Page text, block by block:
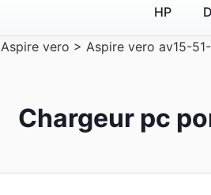
HP
Aspire vero > Aspire vero av15-
Chargeur pc